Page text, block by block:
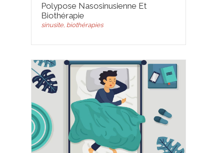
Polypose Nasosinusienne Et
Biothérapie
sinusite, biothérapies